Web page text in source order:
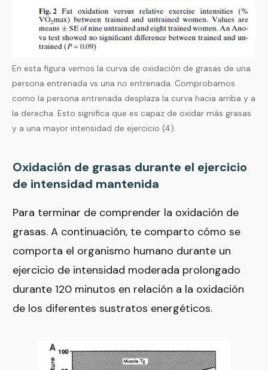
En esta figura vemos la curva de oxidación de grasas de una
persona entrenada vs una no entrenada. Comprobamos
como la persona entrenada desplaza la curva hacia arriba y a
la derecha. Esto significa que es capaz de oxidar más grasas
y a una mayor intensidad de ejercicio (4).
Oxidación de grasas durante el ejercicio
de intensidad mantenida
Para terminar de comprender la oxidación de
grasas. A continuación, te comparto cómo se
comporta el organismo humano durante un
ejercicio de intensidad moderada prolongado
durante 120 minutos en relación a la oxidación
de los diferentes sustratos energéticos.